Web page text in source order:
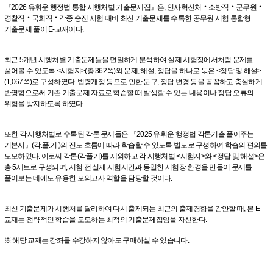
『2026 유휘운 행정법 통합 시행처별 기출문제집』은, 인사혁신처‧소방직‧군무원‧
경찰직‧국회직‧각종 승진 시험 대비 최신 기출문제를 수록한 공무원 시험 통합형
기출문제 풀이 E-교재이다.
최근 5개년 시행처별 기출문제들을 면밀하게 분석하여 실제 시험장에서처럼 문제를
풀어볼 수 있도록 <시험지>(총 362쪽)와 문제, 해설, 정답을 하나로 묶은 <정답 및 해설>
(1,067쪽)로 구성하였다. 법령개정 등으로 인한 문구, 정답 변경 등을 꼼꼼하고 충실하게
반영함으로써 기존 기출문제 자료로 학습할 때 발생할 수 있는 내용이나 정답 오류의
위험을 방지하도록 하였다.
또한 각 시행처별로 수록된 각론 문제들은 『2025 유휘운 행정법 각론기출 풀어주는
기본서』(각.풀.기.)의 진도 흐름에 따라 학습할 수 있도록 별도로 구성하여 학습의 편의를
도모하였다. 이로써 각론(각풀기)를 제외하고 각 시행처별 <시험지>와 <정답 및 해설>은
총 5세트로 구성되며, 시험 전 실제 시험시간과 동일한 시험장 환경을 만들어 문제를
풀어보는 데에도 유용한 모의고사 역할을 담당할 것이다.
최신 기출문제가 시행처를 달리하여 다시 출제되는 최근의 출제경향을 감안할 때, 본 E-
교재는 전략적인 학습을 도모하는 최적의 기출문제집임을 자신한다.
※ 해당 교재는 강좌를 수강하지 않아도 구매하실 수 있습니다.